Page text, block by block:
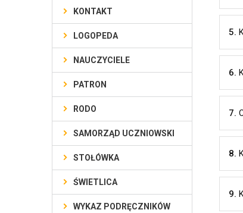
5.
6.
7.
8.
9.
KONTAKT
LOGOPEDA
NAUCZYCIELE
PATRON
RODO
SAMORZĄD UCZNIOWSKI
STOŁÓWKA
ŚWIETLICA
WYKAZ PODRĘCZNIKÓW